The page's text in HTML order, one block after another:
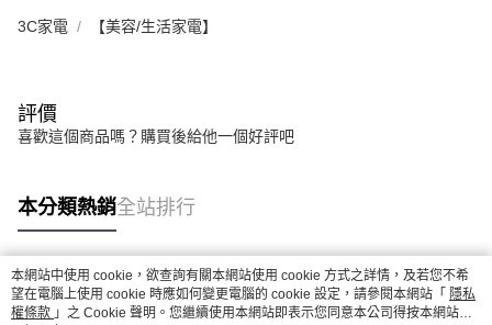
3C家電 【美容/生活家電】
評價
喜歡這個商品嗎？購買後給他一個好評吧
本分類熱銷全站排行
熱門標籤
本網站中使用 cookie，欲查詢有關本網站使用 cookie 方式之詳情，及若您不希
望在電腦上使用 cookie 時應如何變更電腦的 cookie 設定，請參閱本網站「 隱私
權條款 」之 Cookie 聲明。您繼續使用本網站即表示您同意本公司得按本網站使